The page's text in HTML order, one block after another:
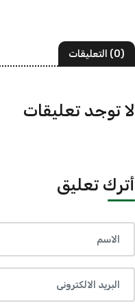
(0) التعليقات
لا توجد تعليقات
أترك تعليق